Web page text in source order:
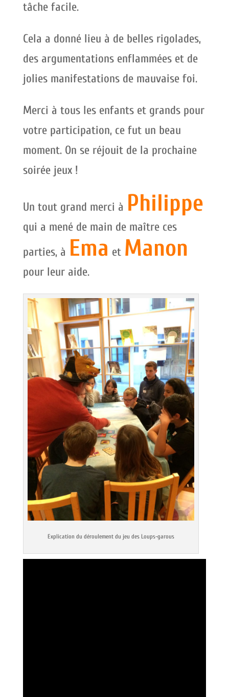
tâche facile.
Cela a donné lieu à de belles rigolades,
des argumentations enflammées et de
jolies manifestations de mauvaise foi.
Merci à tous les enfants et grands pour
votre participation, ce fut un beau
moment. On se réjouit de la prochaine
soirée jeux !
Un tout grand merci à Philippe
qui a mené de main de maître ces
parties, à Ema et Manon
pour leur aide.
Explication du déroulement du jeu des Loups-garous